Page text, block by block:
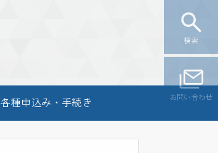
検索
お問い合わせ
各種申込み・手続き